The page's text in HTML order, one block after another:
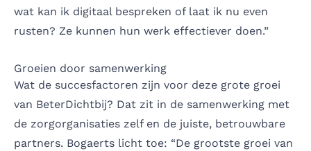
wat kan ik digitaal bespreken of laat ik nu even
rusten? Ze kunnen hun werk effectiever doen.”
Groeien door samenwerking
Wat de succesfactoren zijn voor deze grote groei
van BeterDichtbij? Dat zit in de samenwerking met
de zorgorganisaties zelf en de juiste, betrouwbare
partners. Bogaerts licht toe: “De grootste groei van